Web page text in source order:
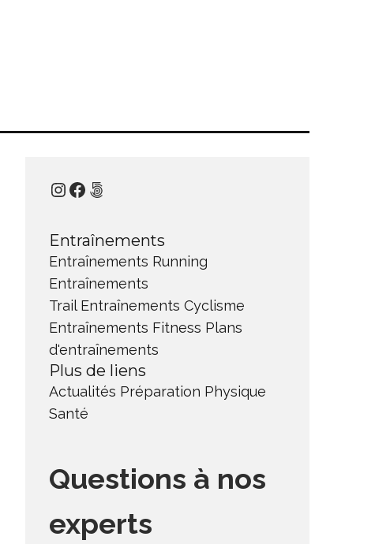
Instagram
Facebook
500px
Entraînements
Entraînements Running
Entraînements
Trail Entraînements Cyclisme
Entraînements Fitness Plans
d'entraînements
Plus de liens
Actualités Préparation Physique
Santé
Questions à nos
experts